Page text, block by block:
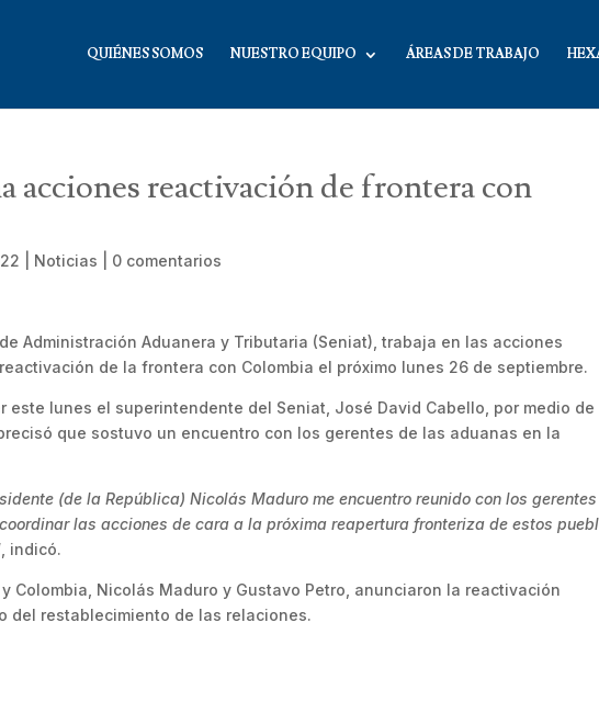
QUIÉNES SOMOS NUESTRO EQUIPO ÁREAS DE TRABAJO
acciones reactivación de frontera con
Noticias 0 comentarios
Administración Aduanera y Tributaria (Seniat), trabaja en las acciones
de la frontera con Colombia el próximo lunes 26 de septiembre.
este lunes el superintendente del Seniat, José David Cabello, por medio de
que sostuvo un encuentro con los gerentes de las aduanas en la
(de la República) Nicolás Maduro me encuentro reunido con los
las acciones de cara a la próxima reapertura fronteriza de estos
, indicó.
Colombia, Nicolás Maduro y Gustavo Petro, anunciaron la reactivación
del restablecimiento de las relaciones.